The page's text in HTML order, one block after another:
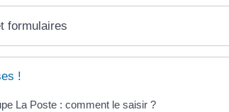
formulaires
!
La Poste : comment le saisir ?